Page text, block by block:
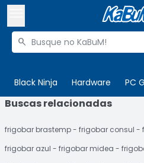
Buscar produtos

Black Ninja Hardware PC

 Departamentos ENTRE
Buscas relacionadas
frigobar brastemp frigobar consul
frigobar azul
frigobar midea